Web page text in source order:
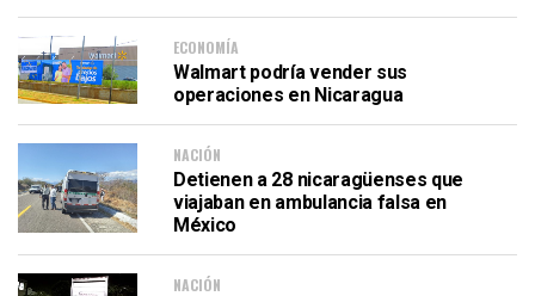
ECONOMÍA
Walmart podría vender sus
operaciones en Nicaragua
NACIÓN
Detienen a 28 nicaragüenses que
viajaban en ambulancia falsa en
México
NACIÓN